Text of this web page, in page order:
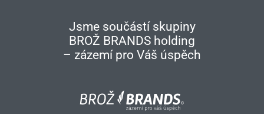
Jsme součástí skupiny
BROŽ BRANDS holding
– zázemí pro Váš úspěch